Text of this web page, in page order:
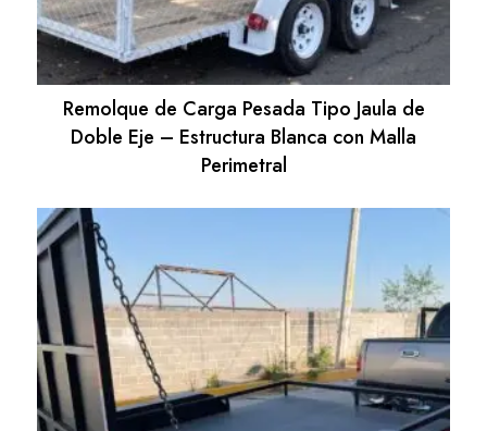
Remolque de Carga Pesada Tipo Jaula de
Doble Eje – Estructura Blanca con Malla
Perimetral